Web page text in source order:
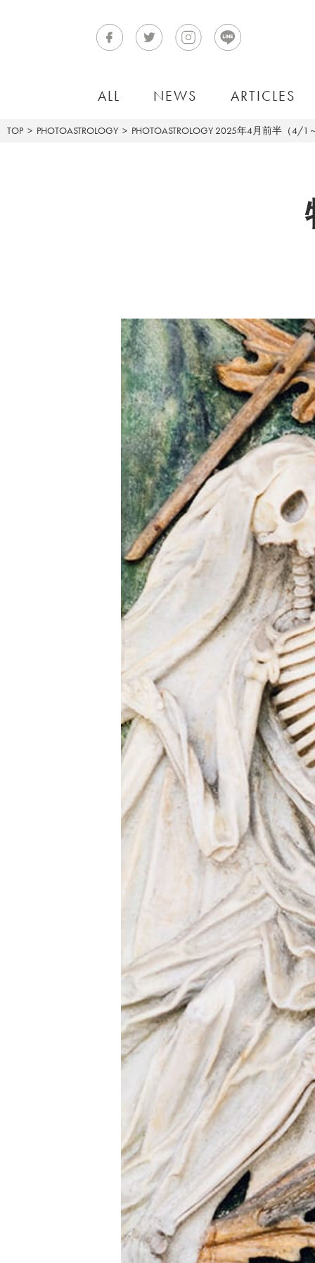
ALL NEWS ARTICLES
TOP PHOTOASTROLOGY PHOTOASTROLOGY 2025年4月前半（4/1